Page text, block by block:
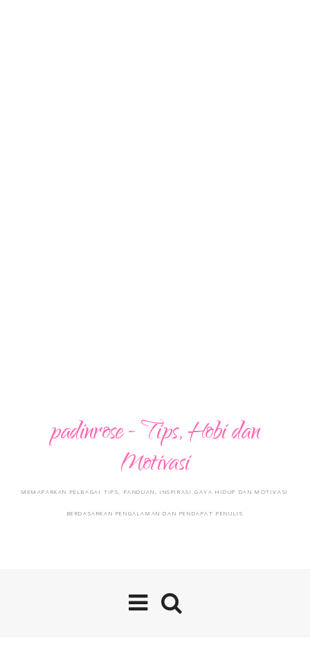
padinrose - Tips, Hobi dan
Motivasi
MEMAPARKAN PELBAGAI TIPS, PANDUAN, INSPIRASI GAYA HIDUP DAN MOTIVASI
BERDASARKAN PENGALAMAN DAN PENDAPAT PENULIS